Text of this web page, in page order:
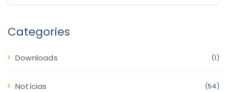
Categories
Downloads (1)
Notícias (54)